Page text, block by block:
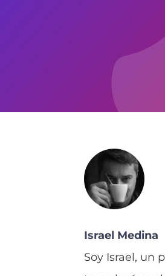
Israel Medina
Soy Israel, un